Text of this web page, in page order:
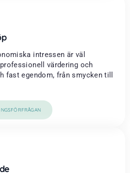
intressen är väl
värdering och
fast egendom, från smycken till